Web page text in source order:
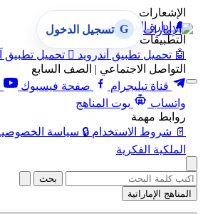
الإشعارات
🔔 إدارة الإشعارات
التطبيقات
تحميل تطبيق أندرويد  تحميل تطبيق
التواصل الاجتماعي | الصف السابع
قناة تيليجرام
صفحة فيسبوك
واتساب
بوت المناهج
روابط مهمة
شروط الاستخدام 🔒 سياسة الخصوصية
الملكية الفكرية
G تسجيل الدخول
بحث
المناهج الإماراتية